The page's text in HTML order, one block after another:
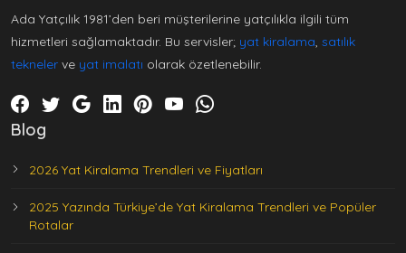
Ada Yatçılık 1981’den beri müşterilerine yatçılıkla ilgili tüm
hizmetleri sağlamaktadır. Bu servisler; yat kiralama, satılık
tekneler ve yat imalatı olarak özetlenebilir.
Blog
2026 Yat Kiralama Trendleri ve Fiyatları
2025 Yazında Türkiye’de Yat Kiralama Trendleri ve Popüler
Rotalar